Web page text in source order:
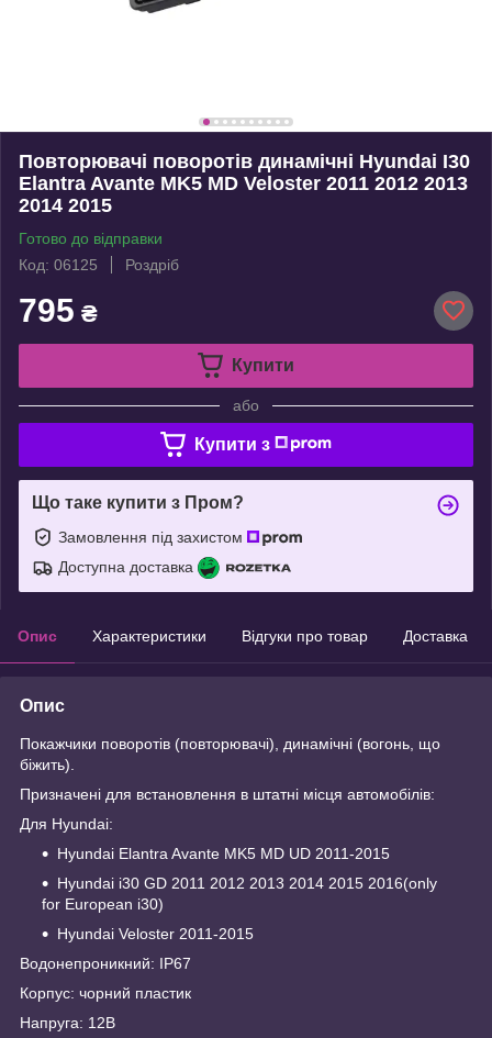
Повторювачі поворотів динамічні Hyundai I30
Elantra Avante MK5 MD Veloster 2011 2012 2013
2014 2015
Готово до відправки
Код: 06125
Роздріб
795 ₴
Купити
або
Купити з
Що таке купити з Пром?
Замовлення під захистом
Доступна доставка
Опис Характеристики Відгуки про товар Доставка
Опис
Покажчики поворотів (повторювачі), динамічні (вогонь, що
біжить).
Призначені для встановлення в штатні місця автомобілів:
Для Hyundai:
Hyundai Elantra Avante MK5 MD UD 2011-2015
Hyundai i30 GD 2011 2012 2013 2014 2015 2016(only
for European i30)
Hyundai Veloster 2011-2015
Водонепроникний: IP67
Корпус: чорний пластик
Напруга: 12В